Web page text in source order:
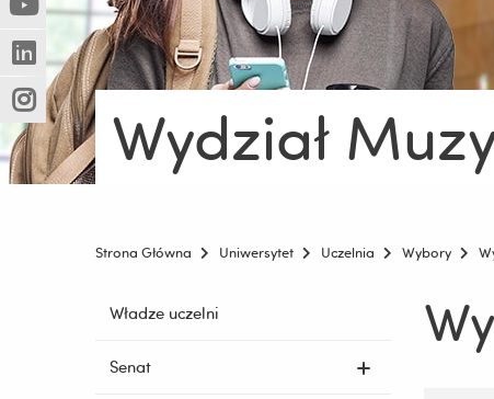
innej
strony)
(Nowe
okno)
(Link
do
innej
strony)
(Nowe
okno)
(Link
do
innej
strony)
(Nowe
okno)
(Link
do
innej
strony)
Wydział
Strona Główna Uniwersytet Uczelnia Wybory
Pomiń
i
Władze uczelni
Senat